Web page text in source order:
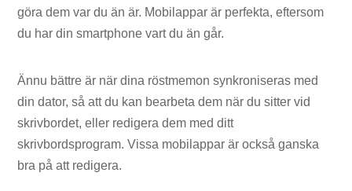
göra dem var du än är. Mobilappar är perfekta, eftersom
du har din smartphone vart du än går.
Ännu bättre är när dina röstmemon synkroniseras med
din dator, så att du kan bearbeta dem när du sitter vid
skrivbordet, eller redigera dem med ditt
skrivbordsprogram. Vissa mobilappar är också ganska
bra på att redigera.